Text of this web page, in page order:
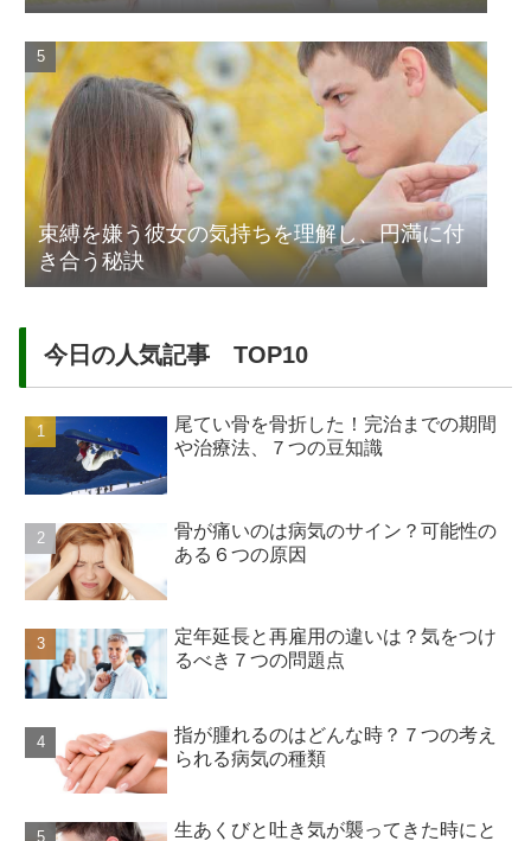
束縛を嫌う彼女の気持ちを理解し、円満に付
き合う秘訣
今日の人気記事 TOP10
尾てい骨を骨折した！完治までの期間
や治療法、７つの豆知識
骨が痛いのは病気のサイン？可能性の
ある６つの原因
定年延長と再雇用の違いは？気をつけ
るべき７つの問題点
指が腫れるのはどんな時？７つの考え
られる病気の種類
生あくびと吐き気が襲ってきた時にと